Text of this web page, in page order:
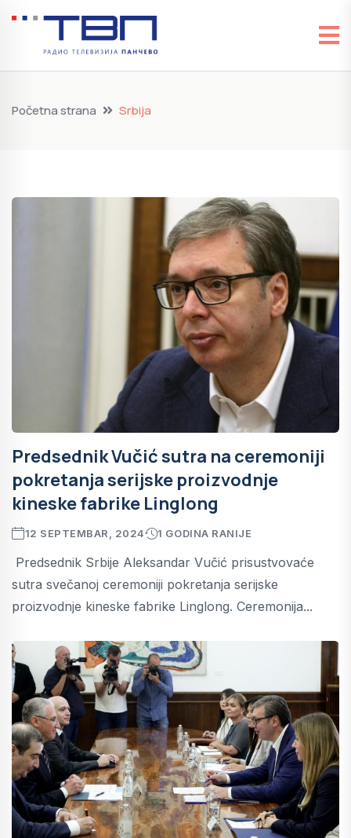
Početna strana Srbija
Predsednik Vučić sutra na ceremoniji
pokretanja serijske proizvodnje
kineske fabrike Linglong
12 SEPTEMBAR, 2024 1 GODINA RANIJE
Predsednik Srbije Aleksandar Vučić prisustvovaće
sutra svečanoj ceremoniji pokretanja serijske
proizvodnje kineske fabrike Linglong. Ceremonija...